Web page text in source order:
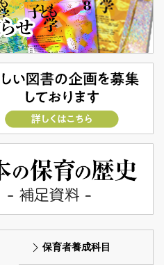
保育者養成科目